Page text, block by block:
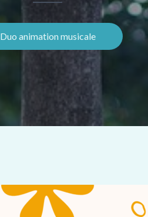
Duo animation musicale